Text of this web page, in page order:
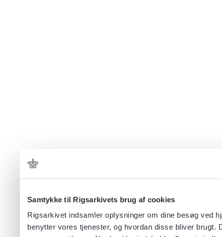
Samtykke til Rigsarkivets brug af cookies
Rigsarkivet indsamler oplysninger om dine besøg ved
benytter vores tjenester, og hvordan disse bliver